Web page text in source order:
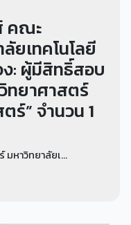
คณะ
ยเทคโนโลยี
ง: ผู้มีสิทธิ์สอบ
ยาศาสตร์
ร์” จำนวน 1
หาวิทยาลัยเ...